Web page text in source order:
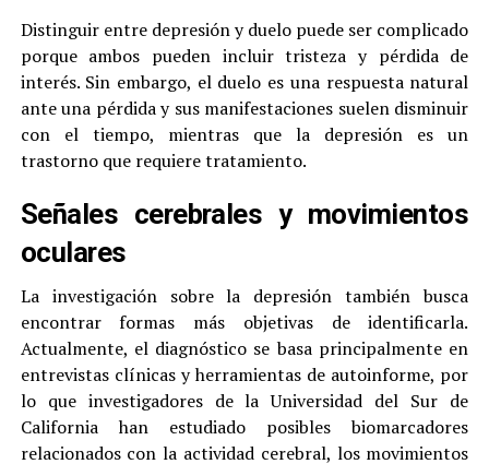
Distinguir entre depresión y duelo puede ser complicado
porque ambos pueden incluir tristeza y pérdida de
interés. Sin embargo, el duelo es una respuesta natural
ante una pérdida y sus manifestaciones suelen disminuir
con el tiempo, mientras que la depresión es un
trastorno que requiere tratamiento.
Señales cerebrales y movimientos
oculares
La investigación sobre la depresión también busca
encontrar formas más objetivas de identificarla.
Actualmente, el diagnóstico se basa principalmente en
entrevistas clínicas y herramientas de autoinforme, por
lo que investigadores de la Universidad del Sur de
California han estudiado posibles biomarcadores
relacionados con la actividad cerebral, los movimientos